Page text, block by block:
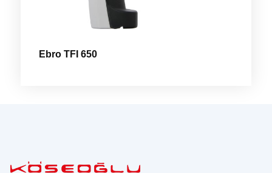
Ebro TFI 650